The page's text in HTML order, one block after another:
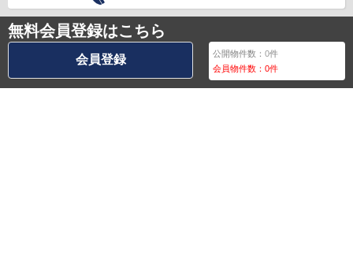
無料会員登録はこちら
会員登録 公開物件数：0件
会員物件数：0件